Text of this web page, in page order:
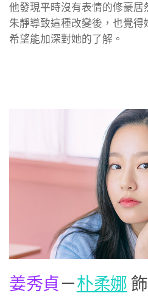
他發現平時沒有表情的修豪
朱靜導致這種改變後，也覺得
希望能加深對她的了解。
姜秀貞－朴柔娜 飾